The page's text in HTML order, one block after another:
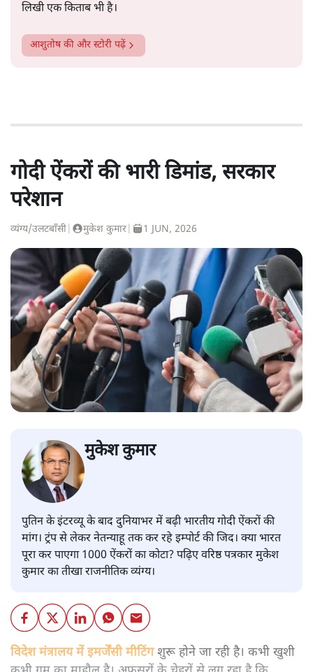
लिखी एक किताब भी है।
आशुतोषकी और स्टोरी पढ़ें
गोदी ऐंकरों की भारी डिमांड, सरकार
परेशान
व्यंग्य/उलटबाँसी मुकेश कुमार 1 JUN, 2026
मुकेश कुमार
पुतिन के इंटरव्यू के बाद दुनियाभर में बढ़ी भारतीय गोदी ऐंकरों की
मांग। ट्रंप से लेकर नेतन्याहू तक कर रहे इम्पोर्ट की जिद। क्या भारत
पूरा कर पाएगा 1000 ऐंकरों का कोटा? पढ़िए वरिष्ठ पत्रकार मुकेश
कुमार का तीखा राजनीतिक व्यंग्य।
विदेश मंत्रालय में इमर्जेंसी मीटिंगशुरू होने जा रही है। कभी खुशी